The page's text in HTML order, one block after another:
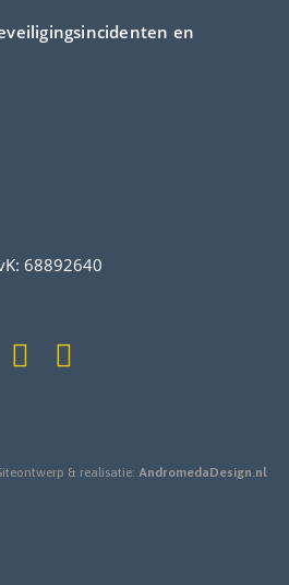
en
68892640
& realisatie: AndromedaDesign.nl